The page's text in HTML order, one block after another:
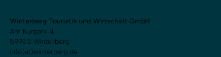
Winterberg Touristik und Wirtschaft GmbH
Am Kurpark 4
59955 Winterberg
info(at)winterberg.de